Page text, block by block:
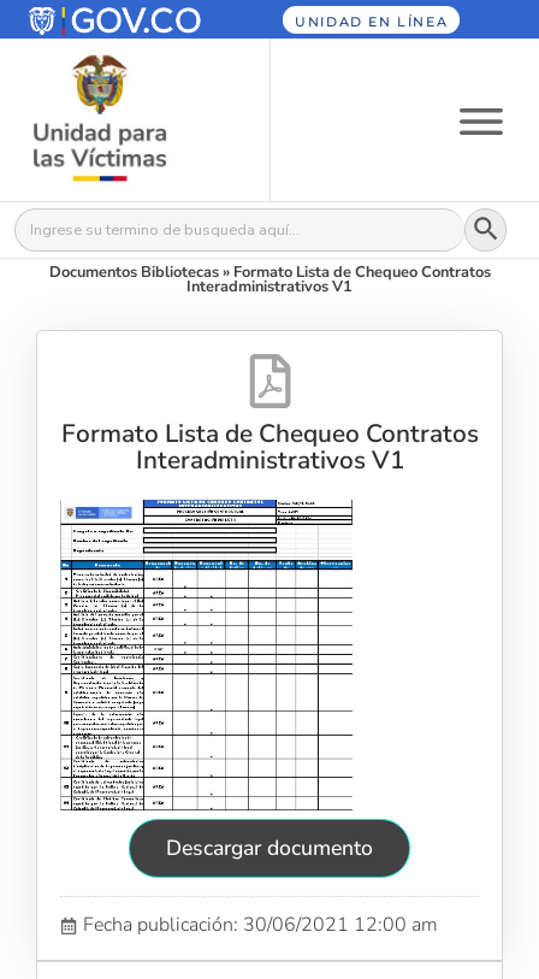
UNIDAD EN LÍNEA
Buscar: Botón
Documentos Bibliotecas» Formato Lista de Chequeo Contratos
Interadministrativos V1
Formato Lista de Chequeo Contratos
Interadministrativos V1
Descargar documento
Fecha publicación: 30/06/2021 12:00 am